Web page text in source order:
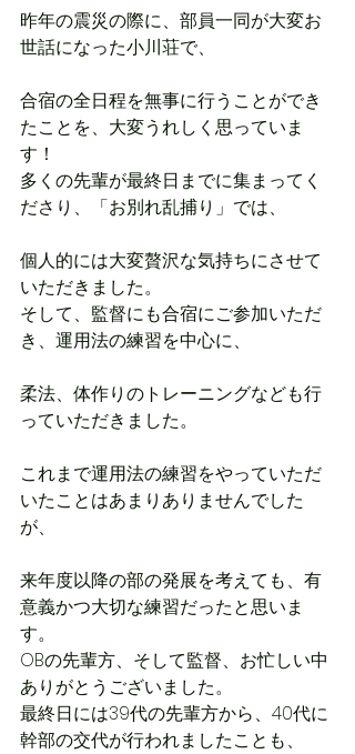
昨年の震災の際に、部員一同が大変お
世話になった小川荘で、
合宿の全日程を無事に行うことができ
たことを、大変うれしく思っていま
す！
多くの先輩が最終日までに集まってく
ださり、「お別れ乱捕り」では、
個人的には大変贅沢な気持ちにさせて
いただきました。
そして、監督にも合宿にご参加いただ
き、運用法の練習を中心に、
柔法、体作りのトレーニングなども行
っていただきました。
これまで運用法の練習をやっていただ
いたことはあまりありませんでした
が、
来年度以降の部の発展を考えても、有
意義かつ大切な練習だったと思いま
す。
OBの先輩方、そして監督、お忙しい中
ありがとうございました。
最終日には39代の先輩方から、40代に
幹部の交代が行われましたことも、